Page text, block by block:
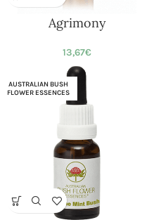
Agrimony
13,67€
AUSTRALIAN BUSH
FLOWER ESSENCES